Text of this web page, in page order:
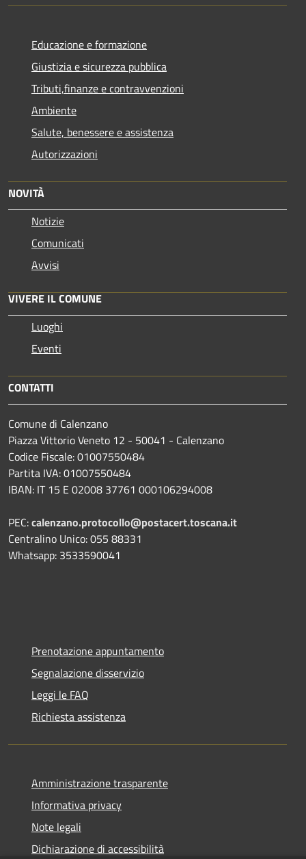
Educazione e formazione
Giustizia e sicurezza pubblica
Tributi,finanze e contravvenzioni
Ambiente
Salute, benessere e assistenza
Autorizzazioni
NOVITÀ
Notizie
Comunicati
Avvisi
VIVERE IL COMUNE
Luoghi
Eventi
CONTATTI
Comune di Calenzano
Piazza Vittorio Veneto 12 - 50041 - Calenzano
Codice Fiscale: 01007550484
Partita IVA: 01007550484
IBAN: IT 15 E 02008 37761 000106294008
PEC:calenzano.protocollo@postacert.toscana.it
Centralino Unico: 055 88331
Whatsapp: 3533590041
Prenotazione appuntamento
Segnalazione disservizio
Leggi le FAQ
Richiesta assistenza
Amministrazione trasparente
Informativa privacy
Note legali
Dichiarazione di accessibilità